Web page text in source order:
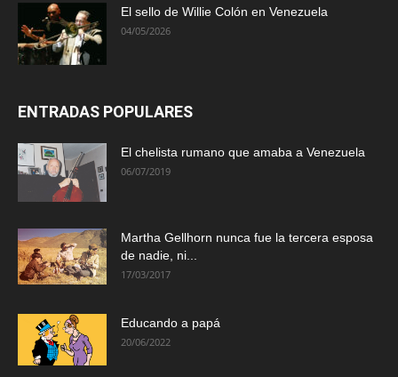
El sello de Willie Colón en Venezuela
04/05/2026
ENTRADAS POPULARES
El chelista rumano que amaba a Venezuela
06/07/2019
Martha Gellhorn nunca fue la tercera esposa
de nadie, ni...
17/03/2017
Educando a papá
20/06/2022